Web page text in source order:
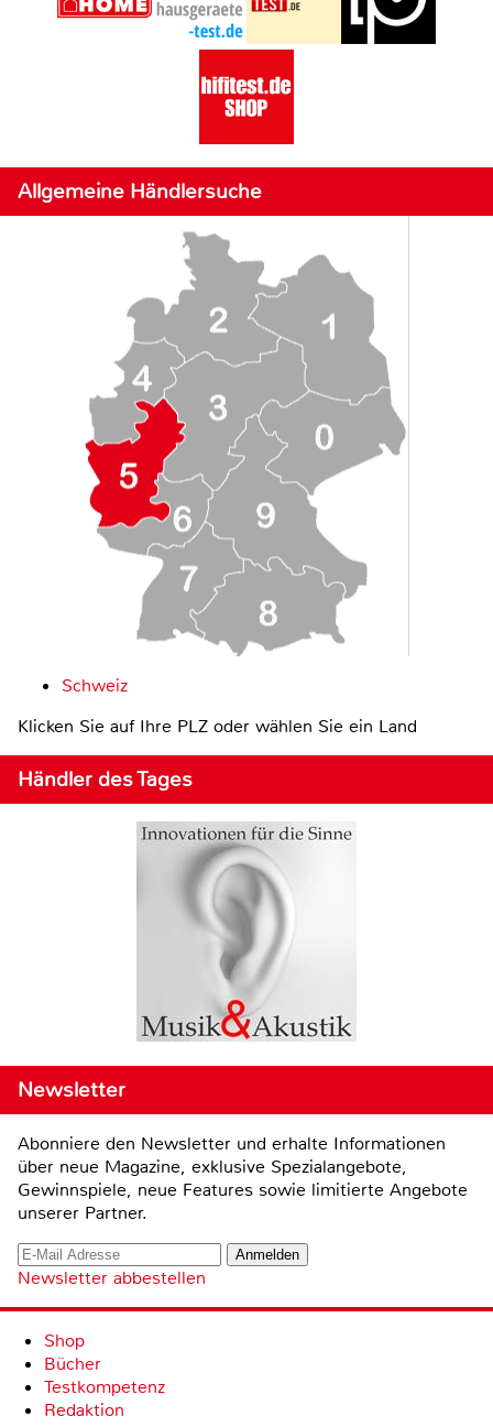
Allgemeine Händlersuche
Schweiz
Klicken Sie auf Ihre PLZ oder wählen Sie ein Land
Händler des Tages
Newsletter
Abonniere den Newsletter und erhalte Informationen
über neue Magazine, exklusive Spezialangebote,
Gewinnspiele, neue Features sowie limitierte Angebote
unserer Partner.
Newsletter abbestellen
Shop
Bücher
Testkompetenz
Redaktion